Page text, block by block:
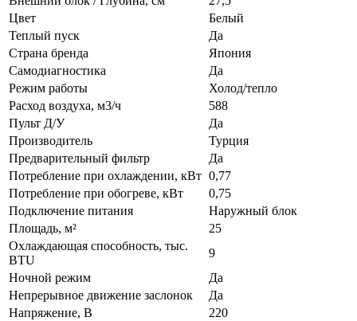
Цвет
Белый
Теплый пуск
Да
Страна бренда
Япония
Самодиагностика
Да
Режим работы
Холод/тепло
Расход воздуха, м3/ч
588
Пульт Д/У
Да
Производитель
Турция
Предварительный фильтр
Да
Потребление при охлаждении, кВт 0,77
Потребление при обогреве, кВт
0,75
Подключение питания
Наружный блок
Площадь, м²
25
Охлаждающая способность, тыс.
BTU
9
Ночной режим
Да
Непрерывное движение заслонок
Да
Напряжение, В
220